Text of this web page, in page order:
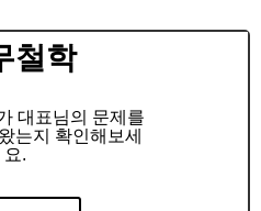
철학
대표님의 문제를
는지 확인해보세
요.